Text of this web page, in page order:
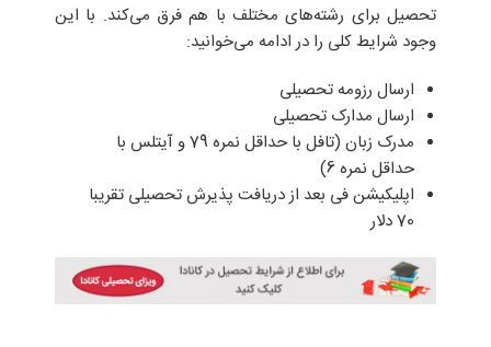
تحصیل برای رشته‌های مختلف با هم فرق می‌کند. با این
وجود شرایط کلی را در ادامه می‌خوانید:
ارسال رزومه تحصیلی
ارسال مدارک تحصیلی
مدرک زبان (تافل با حداقل نمره 79 و آیتلس با
حداقل نمره 6)
اپلیکیشن فی بعد از دریافت پذیرش تحصیلی تقریبا
70 دلار